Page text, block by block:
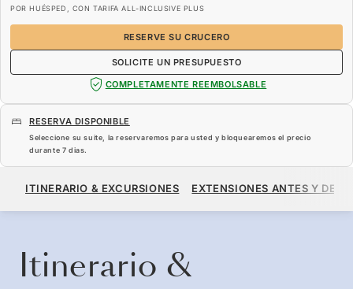
POR HUÉSPED, CON TARIFA ALL-INCLUSIVE PLUS
RESERVE SU CRUCERO
SOLICITE UN PRESUPUESTO
COMPLETAMENTE REEMBOLSABLE
RESERVA DISPONIBLE
Seleccione su suite, la reservaremos para usted y bloquearemos el precio
durante 7 dias.
13.590 US$
ITINERARIO & EXCURSIONES EXTENSIONES ANTES Y
Itinerario &